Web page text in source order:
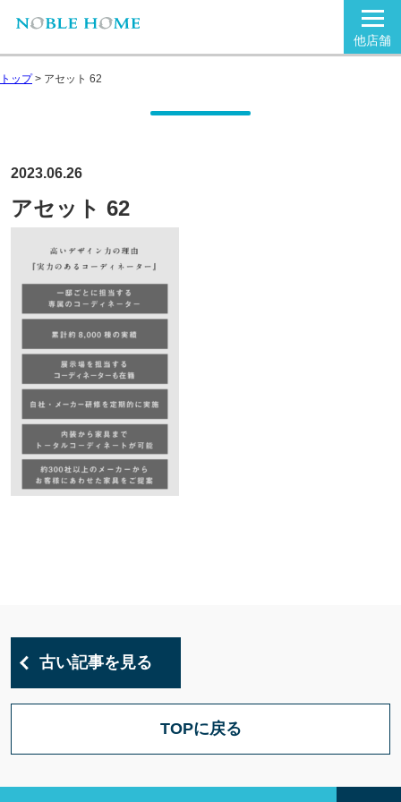
他店舗
トップ> アセット 62
2023.06.26
アセット 62
古い記事を見る
TOPに戻る